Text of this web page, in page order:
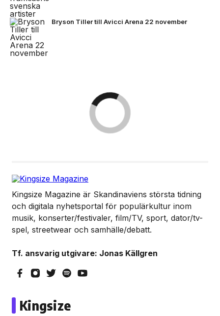
Bryson Tiller till Avicci Arena 22 november
Kingsize Magazine är Skandinaviens största tidning
och digitala nyhetsportal för populärkultur inom
musik, konserter/festivaler, film/TV, sport, dator/tv-
spel, streetwear och samhälle/debatt.
Tf. ansvarig utgivare: Jonas Källgren
Kingsize